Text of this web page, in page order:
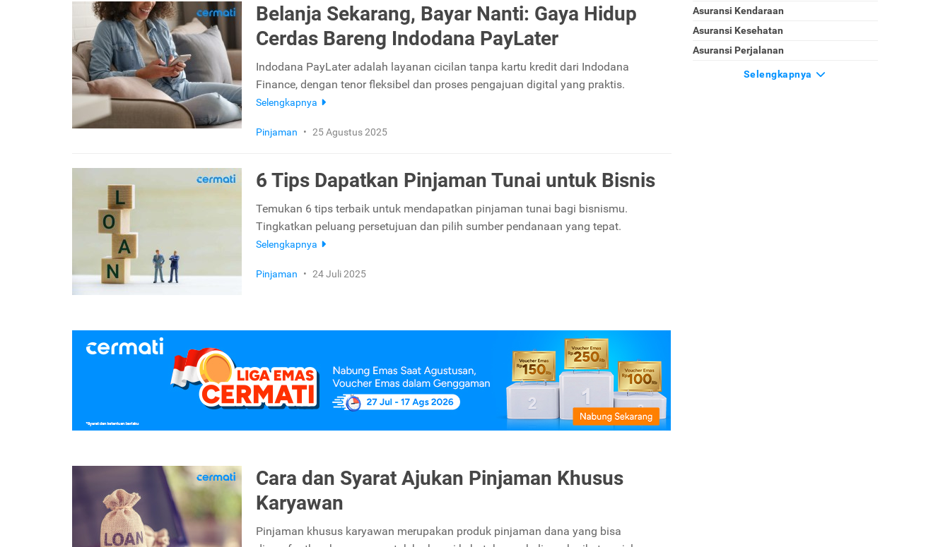
Belanja Sekarang, Bayar Nanti: Gaya Hidup
Cerdas Bareng Indodana PayLater
Indodana PayLater adalah layanan cicilan tanpa kartu kredit dari Indodana
Finance, dengan tenor fleksibel dan proses pengajuan digital yang praktis.
Selengkapnya
Pinjaman • 25 Agustus 2025
6 Tips Dapatkan Pinjaman Tunai untuk Bisnis
Temukan 6 tips terbaik untuk mendapatkan pinjaman tunai bagi bisnismu.
Tingkatkan peluang persetujuan dan pilih sumber pendanaan yang tepat.
Selengkapnya
Pinjaman • 24 Juli 2025
Cara dan Syarat Ajukan Pinjaman Khusus
Karyawan
Pinjaman khusus karyawan merupakan produk pinjaman dana yang bisa
Asuransi Kendaraan
Asuransi Kesehatan
Asuransi Perjalanan
Selengkapnya